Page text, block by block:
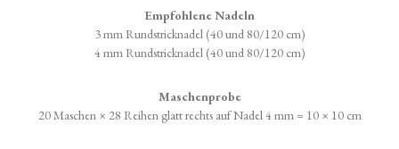
Empfohlene Nadeln
3 mm Rundstricknadel (40 und 80/120 cm)
4 mm Rundstricknadel (40 und 80/120 cm)
Maschenprobe
20 Maschen × 28 Reihen glatt rechts auf Nadel 4 mm = 10 × 10 cm